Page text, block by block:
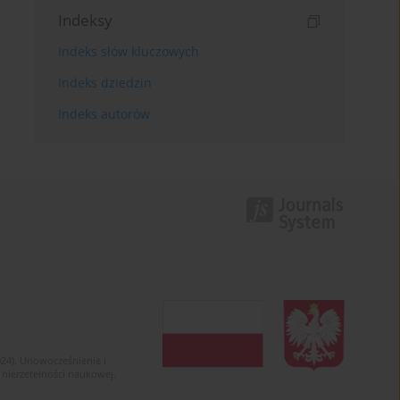
Indeksy
Indeks słów kluczowych
Indeks dziedzin
Indeks autorów